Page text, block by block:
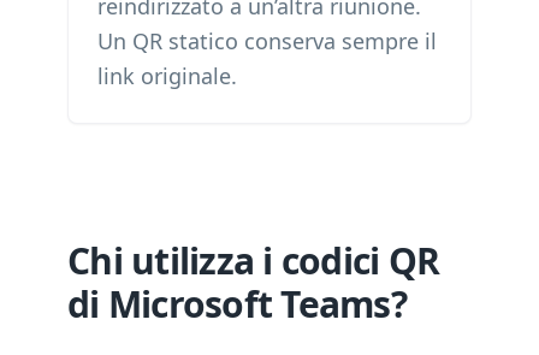
reindirizzato a un’altra riunione.
Un QR statico conserva sempre il
link originale.
Chi utilizza i codici QR
di Microsoft Teams?